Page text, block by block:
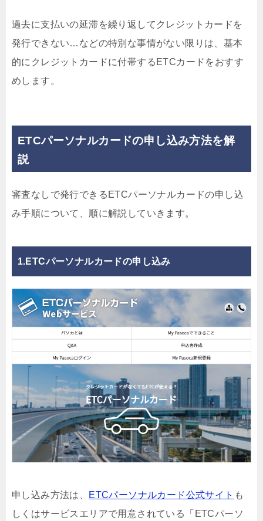
過去に支払いの延滞を繰り返してクレジットカードを
発行できない…などの特別な事情がない限りは、基本
的にクレジットカードに付帯するETCカードをおすす
めします。
ETCパーソナルカードの申し込み方法を解
説
審査なしで発行できるETCパーソナルカードの申し込
み手順について、順に解説していきます。
1.ETCパーソナルカードの申し込み
申し込み方法は、 ETCパーソナルカード公式サイト も
しくはサービスエリアで用意されている「ETCパーソ